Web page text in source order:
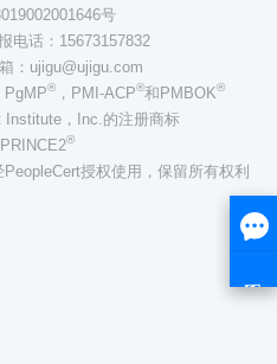
号
电话：15673157832
：ujigu@ujigu.com
PgMP®，PMI-ACP®和PMBOK®
Institute，Inc.的注册商标
®
授权使用，保留所有权利